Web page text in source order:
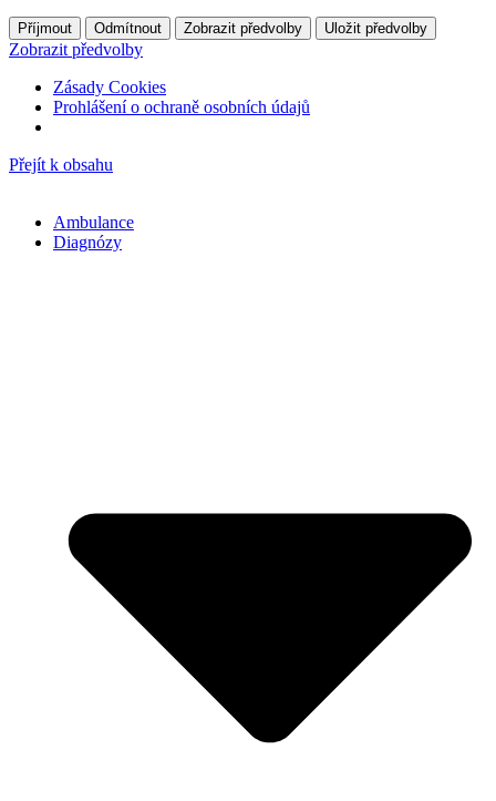
Příjmout Odmítnout Zobrazit předvolby Uložit předvolby
Zobrazit předvolby
Zásady Cookies
Prohlášení o ochraně osobních údajů
Přejít k obsahu
Ambulance
Diagnózy